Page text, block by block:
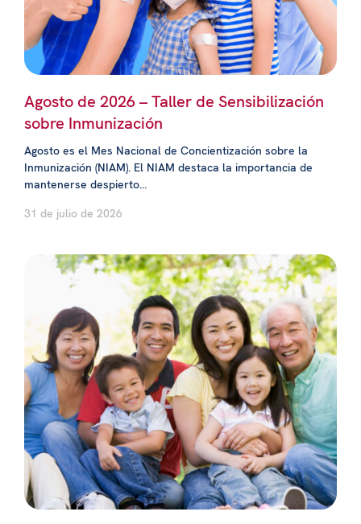
Agosto de 2026 – Taller de Sensibilización
sobre Inmunización
Agosto es el Mes Nacional de Concientización sobre la
Inmunización (NIAM). El NIAM destaca la importancia de
mantenerse despierto...
31 de julio de 2026